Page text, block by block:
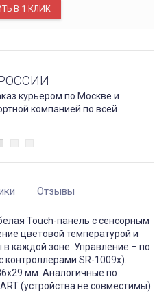
курьером по Москве и
компанией по всей
Отзывы
Touch-панель с сенсорным
цветовой температурой и
в каждой зоне. Управление – по
SR-1009x).
мм. Аналогичные по
(устройства не совместимы).